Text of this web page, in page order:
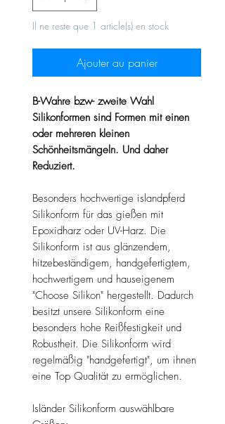
Il ne reste que 1 article(s) en stock
Ajouter au panier
B-Wahre bzw- zweite Wahl
Silikonformen sind Formen mit einen
oder mehreren kleinen
Schönheitsmängeln. Und daher
Reduziert.
Besonders hochwertige islandpferd
Silikonform für das gießen mit
Epoxidharz oder UV-Harz. Die
Silikonform ist aus glänzendem,
hitzebeständigem, handgefertigtem,
hochwertigem und hauseigenem
"Choose Silikon" hergestellt. Dadurch
besitzt unsere Silikonform eine
besonders hohe Reißfestigkeit und
Robustheit. Die Silikonform wird
regelmäßig "handgefertigt", um ihnen
eine Top Qualität zu ermöglichen.
Isländer Silikonform auswählbare